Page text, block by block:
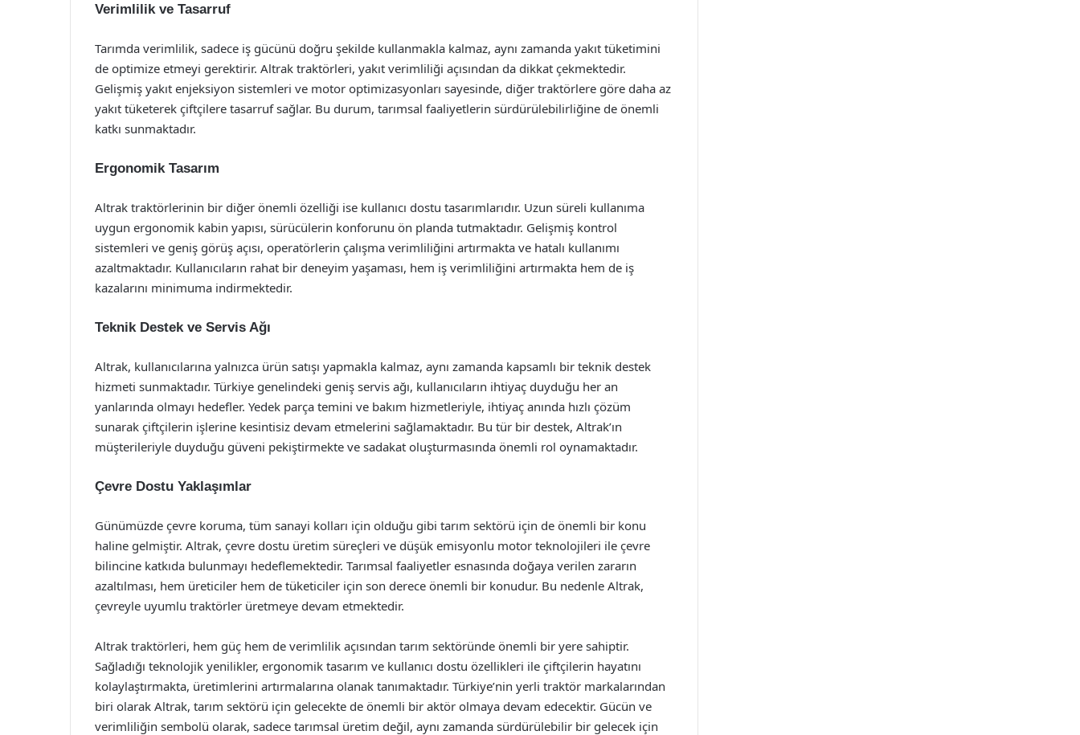
Verimlilik ve Tasarruf
Tarımda verimlilik, sadece iş gücünü doğru şekilde kullanmakla kalmaz, aynı zamanda yakıt tüketimini
de optimize etmeyi gerektirir. Altrak traktörleri, yakıt verimliliği açısından da dikkat çekmektedir.
Gelişmiş yakıt enjeksiyon sistemleri ve motor optimizasyonları sayesinde, diğer traktörlere göre daha az
yakıt tüketerek çiftçilere tasarruf sağlar. Bu durum, tarımsal faaliyetlerin sürdürülebilirliğine de önemli
katkı sunmaktadır.
Ergonomik Tasarım
Altrak traktörlerinin bir diğer önemli özelliği ise kullanıcı dostu tasarımlarıdır. Uzun süreli kullanıma
uygun ergonomik kabin yapısı, sürücülerin konforunu ön planda tutmaktadır. Gelişmiş kontrol
sistemleri ve geniş görüş açısı, operatörlerin çalışma verimliliğini artırmakta ve hatalı kullanımı
azaltmaktadır. Kullanıcıların rahat bir deneyim yaşaması, hem iş verimliliğini artırmakta hem de iş
kazalarını minimuma indirmektedir.
Teknik Destek ve Servis Ağı
Altrak, kullanıcılarına yalnızca ürün satışı yapmakla kalmaz, aynı zamanda kapsamlı bir teknik destek
hizmeti sunmaktadır. Türkiye genelindeki geniş servis ağı, kullanıcıların ihtiyaç duyduğu her an
yanlarında olmayı hedefler. Yedek parça temini ve bakım hizmetleriyle, ihtiyaç anında hızlı çözüm
sunarak çiftçilerin işlerine kesintisiz devam etmelerini sağlamaktadır. Bu tür bir destek, Altrak’ın
müşterileriyle duyduğu güveni pekiştirmekte ve sadakat oluşturmasında önemli rol oynamaktadır.
Çevre Dostu Yaklaşımlar
Günümüzde çevre koruma, tüm sanayi kolları için olduğu gibi tarım sektörü için de önemli bir konu
haline gelmiştir. Altrak, çevre dostu üretim süreçleri ve düşük emisyonlu motor teknolojileri ile çevre
bilincine katkıda bulunmayı hedeflemektedir. Tarımsal faaliyetler esnasında doğaya verilen zararın
azaltılması, hem üreticiler hem de tüketiciler için son derece önemli bir konudur. Bu nedenle Altrak,
çevreyle uyumlu traktörler üretmeye devam etmektedir.
Altrak traktörleri, hem güç hem de verimlilik açısından tarım sektöründe önemli bir yere sahiptir.
Sağladığı teknolojik yenilikler, ergonomik tasarım ve kullanıcı dostu özellikleri ile çiftçilerin hayatını
kolaylaştırmakta, üretimlerini artırmalarına olanak tanımaktadır. Türkiye’nin yerli traktör markalarından
biri olarak Altrak, tarım sektörü için gelecekte de önemli bir aktör olmaya devam edecektir. Gücün ve
verimliliğin sembolü olarak, sadece tarımsal üretim değil, aynı zamanda sürdürülebilir bir gelecek için